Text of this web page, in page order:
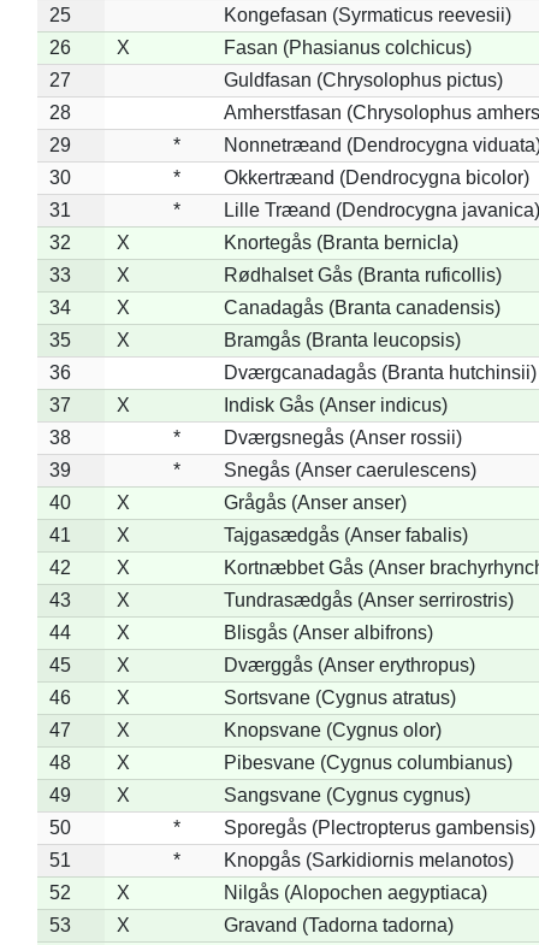
25
Kongefasan (Syrmaticus reevesii)
26
X
Fasan (Phasianus colchicus)
27
Guldfasan (Chrysolophus pictus)
28
Amherstfasan (Chrysolophus
29
*
Nonnetræand (Dendrocygna
30
*
Okkertræand (Dendrocygna bicolor)
31
*
Lille Træand (Dendrocygna javanica)
32
X
Knortegås (Branta bernicla)
33
X
Rødhalset Gås (Branta ruficollis)
34
X
Canadagås (Branta canadensis)
35
X
Bramgås (Branta leucopsis)
36
Dværgcanadagås (Branta hutchinsii)
37
X
Indisk Gås (Anser indicus)
38
*
Dværgsnegås (Anser rossii)
39
*
Snegås (Anser caerulescens)
40
X
Grågås (Anser anser)
41
X
Tajgasædgås (Anser fabalis)
42
X
Kortnæbbet Gås (Anser
43
X
Tundrasædgås (Anser serrirostris)
44
X
Blisgås (Anser albifrons)
45
X
Dværggås (Anser erythropus)
46
X
Sortsvane (Cygnus atratus)
47
X
Knopsvane (Cygnus olor)
48
X
Pibesvane (Cygnus columbianus)
49
X
Sangsvane (Cygnus cygnus)
50
*
Sporegås (Plectropterus gambensis)
51
*
Knopgås (Sarkidiornis melanotos)
52
X
Nilgås (Alopochen aegyptiaca)
53
X
Gravand (Tadorna tadorna)